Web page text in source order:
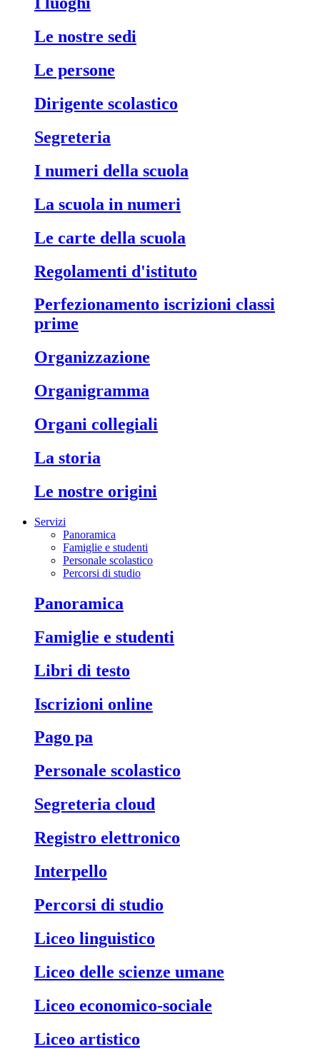
le nostre sedi
le persone
dirigente scolastico
segreteria
i numeri della scuola
la scuola in numeri
le carte della scuola
regolamenti d'istituto
perfezionamento iscrizioni classi
prime
organizzazione
organigramma
organi collegiali
la storia
le nostre origini
Servizi
Panoramica
Famiglie e studenti
Personale scolastico
Percorsi di studio
panoramica
famiglie e studenti
libri di testo
iscrizioni online
pago pa
personale scolastico
segreteria cloud
registro elettronico
interpello
percorsi di studio
liceo linguistico
liceo delle scienze umane
liceo economico-sociale
liceo artistico